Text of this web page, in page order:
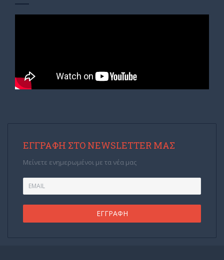
ΕΓΓΡΑΦΉ ΣΤΟ NEWSLETTER ΜΑΣ
Μείνετε ενημερωμένοι με τα νέα μας